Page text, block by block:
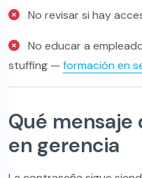
No revisar si hay
No educar a
stuffing — formación en
Qué
en gerencia